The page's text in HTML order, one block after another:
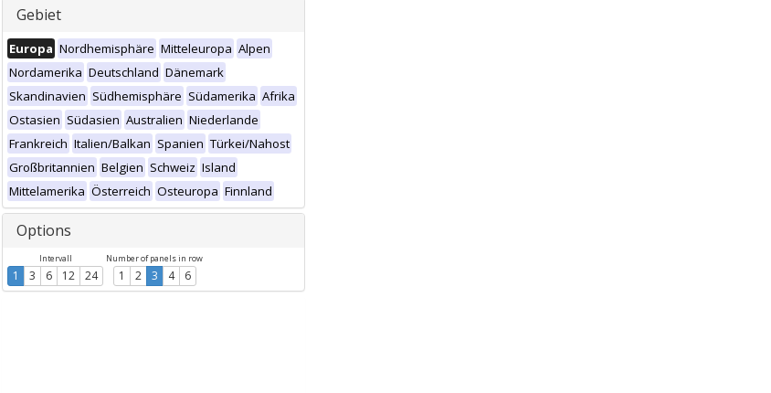
Gebiet
Europa Nordhemisphäre Mitteleuropa Alpen
Nordamerika Deutschland Dänemark
Skandinavien Südhemisphäre Südamerika Afrika
Ostasien Südasien Australien Niederlande
Frankreich Italien/Balkan Spanien Türkei/Nahost
Großbritannien Belgien Schweiz Island
Mittelamerika Österreich Osteuropa Finnland
Options
Intervall
1 3 6 12 24
Number of panels in row
1 2 3 4 6